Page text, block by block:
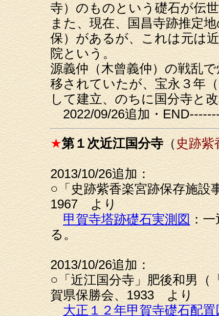
寺）のものという礎石が伝
また、現在、国昌寺跡推定
保）があるが、これは元は
院という。
源義仲（木曾義仲）の戦乱
移されていたが、宝永３年
して建立、のちに国分寺と
2022/09/26追加・
★第１次近江国分寺（史跡紫
2013/10/26追加：
○「史跡紫香楽宮跡保存施設
1967 より
甲賀寺塔跡礎石実測図：一
る。
2013/10/26追加：
○「近江国分寺」肥後和男
賀県保勝会、1933 より
大正１２年甲賀寺礎石配置